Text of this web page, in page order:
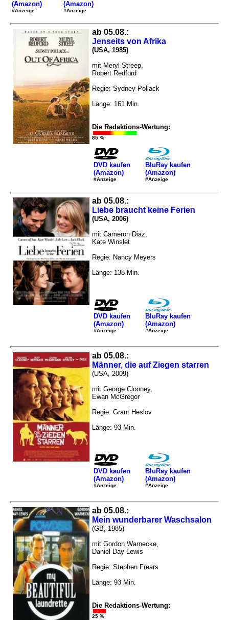
(Amazon)
#Anzeige
(Amazon)
#Anzeige
ab 05.08.:
Jenseits von Afrika
(USA, 1985)
mit Meryl Streep,
Robert Redford
Regie: Sydney Pollack
Länge: 161 Min.
Die Redaktions-Wertung:
85 %
DVD kaufen
(Amazon)
#Anzeige
BluRay kaufen
(Amazon)
#Anzeige
ab 05.08.:
Liebe braucht keine Ferien
(USA, 2006)
mit Cameron Diaz,
Kate Winslet
Regie: Nancy Meyers
Länge: 138 Min.
DVD kaufen
(Amazon)
#Anzeige
BluRay kaufen
(Amazon)
#Anzeige
ab 05.08.:
Männer, die auf Ziegen starren
(USA, 2009)
mit George Clooney,
Ewan McGregor
Regie: Grant Heslov
Länge: 93 Min.
DVD kaufen
(Amazon)
#Anzeige
BluRay kaufen
(Amazon)
#Anzeige
ab 05.08.:
Mein wunderbarer Waschsalon
(GB, 1985)
mit Gordon Warnecke,
Daniel Day-Lewis
Regie: Stephen Frears
Länge: 93 Min.
Die Redaktions-Wertung:
25 %